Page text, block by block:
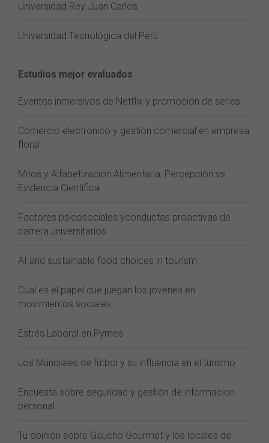
Universidad Rey Juan Carlos
Universidad Tecnológica del Perú
Estudios mejor evaluados
Eventos inmersivos de Netflix y promoción de series
Comercio electrónico y gestión comercial en empresa
floral
Mitos y Alfabetización Alimentaria: Percepción vs
Evidencia Científica
Factores psicosociales yconductas proactivas de
carrera universitarios
AI and sustainable food choices in tourism
Cual es el papel que juegan los jóvenes en
movimientos sociales
Estrés Laboral en Pymes
Los Mundiales de fútbol y su influencia en el turismo
Encuesta sobre seguridad y gestión de informacion
personal
Tu opinión sobre Gaucho Gourmet y los locales de